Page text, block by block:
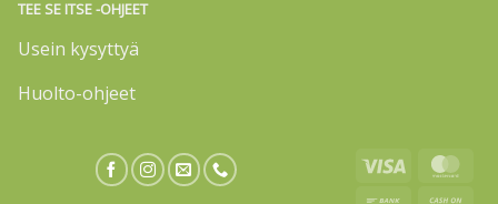
TEE SE ITSE -OHJEET
Usein kysyttyä
Huolto-ohjeet
Visa